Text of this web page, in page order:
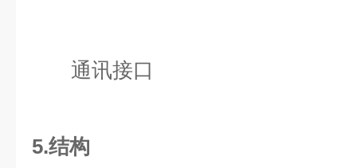
通讯接口
5.结构